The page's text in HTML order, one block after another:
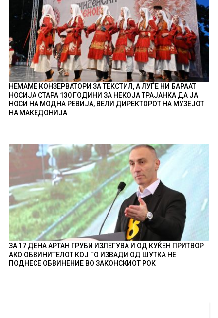
НЕМАМЕ КОНЗЕРВАТОРИ ЗА ТЕКСТИЛ, А ЛУЃЕ НИ БАРААТ
НОСИЈА СТАРА 130 ГОДИНИ ЗА НЕКОЈА ТРАЈАНКА ДА ЈА
НОСИ НА МОДНА РЕВИЈА, ВЕЛИ ДИРЕКТОРОТ НА МУЗЕЈОТ
НА МАКЕДОНИЈА
ЗА 17 ДЕНА АРТАН ГРУБИ ИЗЛЕГУВА И ОД КУЌЕН ПРИТВОР
АКО ОБВИНИТЕЛОТ КОЈ ГО ИЗВАДИ ОД ШУТКА НЕ
ПОДНЕСЕ ОБВИНЕНИЕ ВО ЗАКОНСКИОТ РОК